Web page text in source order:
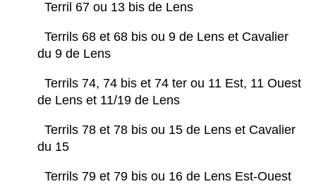
Terril 67 ou 13 bis de Lens
Terrils 68 et 68 bis ou 9 de Lens et Cavalier
du 9 de Lens
Terrils 74, 74 bis et 74 ter ou 11 Est, 11 Ouest
de Lens et 11/19 de Lens
Terrils 78 et 78 bis ou 15 de Lens et Cavalier
du 15
Terrils 79 et 79 bis ou 16 de Lens Est-Ouest